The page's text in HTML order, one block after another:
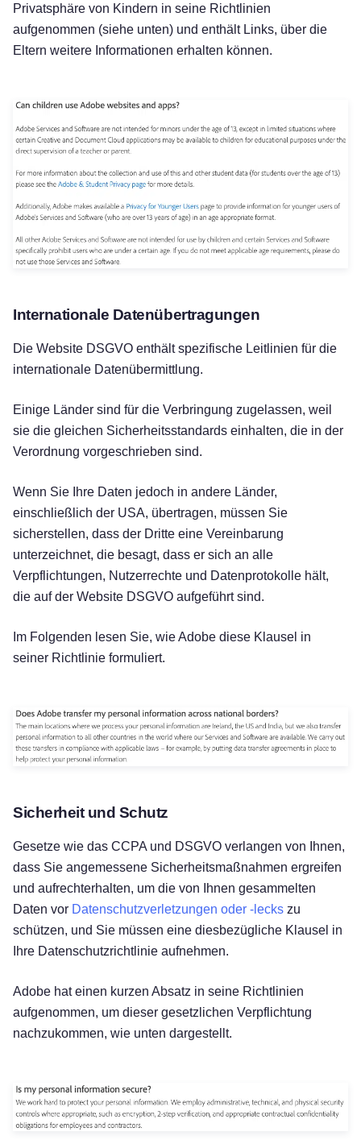
Kostenlos testen!
Privatsphäre von Kindern in seine Richtlinien
aufgenommen (siehe unten) und enthält Links, über die
Eltern weitere Informationen erhalten können.
Internationale Datenübertragungen
Die Website DSGVO enthält spezifische Leitlinien für die
internationale Datenübermittlung.
Einige Länder sind für die Verbringung zugelassen, weil
sie die gleichen Sicherheitsstandards einhalten, die in der
Verordnung vorgeschrieben sind.
Wenn Sie Ihre Daten jedoch in andere Länder,
einschließlich der USA, übertragen, müssen Sie
sicherstellen, dass der Dritte eine Vereinbarung
unterzeichnet, die besagt, dass er sich an alle
Verpflichtungen, Nutzerrechte und Datenprotokolle hält,
die auf der Website DSGVO aufgeführt sind.
Im Folgenden lesen Sie, wie Adobe diese Klausel in
seiner Richtlinie formuliert.
Sicherheit und Schutz
Gesetze wie das CCPA und DSGVO verlangen von Ihnen,
dass Sie angemessene Sicherheitsmaßnahmen ergreifen
und aufrechterhalten, um die von Ihnen gesammelten
Daten vor Datenschutzverletzungen oder -lecks zu
schützen, und Sie müssen eine diesbezügliche Klausel in
Ihre Datenschutzrichtlinie aufnehmen.
Adobe hat einen kurzen Absatz in seine Richtlinien
aufgenommen, um dieser gesetzlichen Verpflichtung
nachzukommen, wie unten dargestellt.